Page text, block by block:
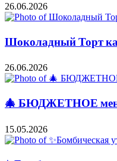
26.06.2026
Шоколадный Торт
26.06.2026
🎄 БЮДЖЕТНОЕ меню
15.05.2026